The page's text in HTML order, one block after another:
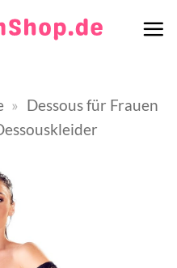
» Dessous für Frauen